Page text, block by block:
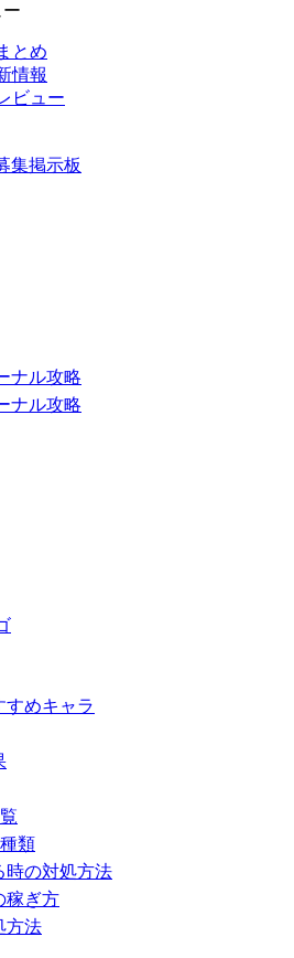
とめ
情報
ビュー
集掲示板
ナル攻略
ナル攻略
すめキャラ
類
時の対処方法
稼ぎ方
方法